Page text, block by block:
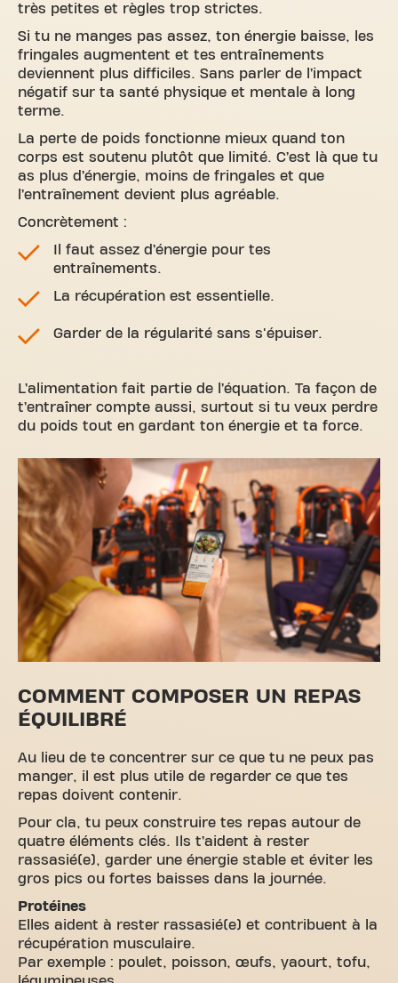
très petites et règles trop strictes.
Si tu ne manges pas assez, ton énergie baisse, les
fringales augmentent et tes entraînements
deviennent plus difficiles. Sans parler de l’impact
négatif sur ta santé physique et mentale à long
terme.
La perte de poids fonctionne mieux quand ton
corps est soutenu plutôt que limité. C’est là que tu
as plus d’énergie, moins de fringales et que
l’entraînement devient plus agréable.
Concrètement :
Il faut assez d’énergie pour tes
entraînements.
La récupération est essentielle.
Garder de la régularité sans s'épuiser.
L’alimentation fait partie de l’équation. Ta façon de
t’entraîner compte aussi, surtout si tu veux perdre
du poids tout en gardant ton énergie et ta force.
COMMENT COMPOSER UN REPAS
ÉQUILIBRÉ
Au lieu de te concentrer sur ce que tu ne peux pas
manger, il est plus utile de regarder ce que tes
repas doivent contenir.
Pour cla, tu peux construire tes repas autour de
quatre éléments clés. Ils t’aident à rester
rassasié(e), garder une énergie stable et éviter les
gros pics ou fortes baisses dans la journée.
Protéines
Elles aident à rester rassasié(e) et contribuent à la
récupération musculaire.
Par exemple : poulet, poisson, œufs, yaourt, tofu,